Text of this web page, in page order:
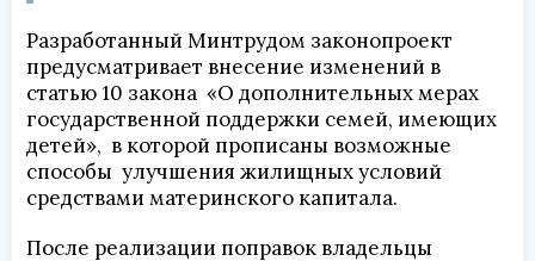
Разработанный Минтрудом законопроект
предусматривает внесение изменений в
статью 10 закона «О дополнительных мерах
государственной поддержки семей, имеющих
детей», в которой прописаны возможные
способы улучшения жилищных условий
средствами материнского капитала.
После реализации поправок владельцы